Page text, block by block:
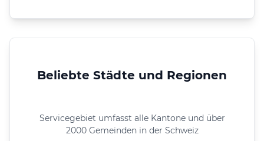
Beliebte Städte und Regionen
Servicegebiet umfasst alle Kantone und über
2000 Gemeinden in der Schweiz